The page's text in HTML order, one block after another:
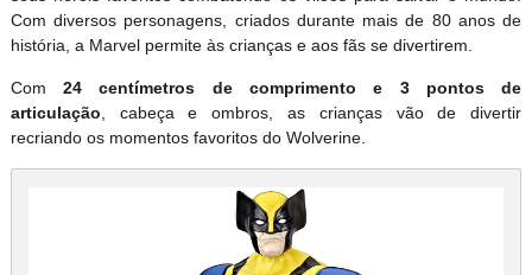
Com diversos personagens, criados durante mais de 80 anos de
história, a Marvel permite às crianças e aos fãs se divertirem.
Com24 centímetros de comprimento e 3 pontos de
articulação, cabeça e ombros, as crianças vão de divertir
recriando os momentos favoritos do Wolverine.